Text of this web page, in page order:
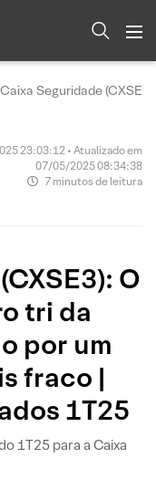
Caixa Seguridade
23:03:12 • Atualizado em
07/05/2025 08:34:38
7 minutos de leitura
O
tri da
por um
fraco |
1T25
1T25 para a Caixa